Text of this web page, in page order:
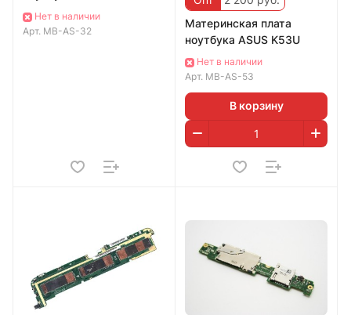
Нет в наличии
Арт. MB-AS-32
Материнская плата
ноутбука ASUS K53U
Нет в наличии
Арт. MB-AS-53
В корзину